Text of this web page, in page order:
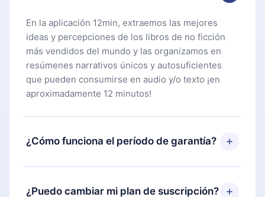
En la aplicación 12min, extraemos las mejores
ideas y percepciones de los libros de no ficción
más vendidos del mundo y las organizamos en
resúmenes narrativos únicos y autosuficientes
que pueden consumirse en audio y/o texto ¡en
aproximadamente 12 minutos!
¿Cómo funciona el período de garantía?
Puedes descargar nuestra aplicación y comenzar a
disfrutar de nuestra biblioteca. Si por alguna razón
¿Puedo cambiar mi plan de suscripción?